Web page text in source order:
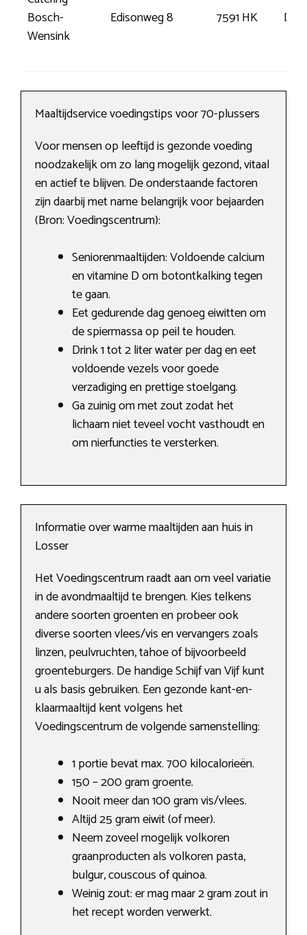
Bosch-
Wensink
Edisonweg 8 7591 HK
Maaltijdservice voedingstips voor 70-plussers
Voor mensen op leeftijd is gezonde voeding
noodzakelijk om zo lang mogelijk gezond, vitaal
en actief te blijven. De onderstaande factoren
zijn daarbij met name belangrijk voor bejaarden
(Bron: Voedingscentrum):
Seniorenmaaltijden: Voldoende calcium
en vitamine D om botontkalking tegen
te gaan.
Eet gedurende dag genoeg eiwitten om
de spiermassa op peil te houden.
Drink 1 tot 2 liter water per dag en eet
voldoende vezels voor goede
verzadiging en prettige stoelgang.
Ga zuinig om met zout zodat het
lichaam niet teveel vocht vasthoudt en
om nierfuncties te versterken.
Informatie over warme maaltijden aan huis in
Losser
Het Voedingscentrum raadt aan om veel variatie
in de avondmaaltijd te brengen. Kies telkens
andere soorten groenten en probeer ook
diverse soorten vlees/vis en vervangers zoals
linzen, peulvruchten, tahoe of bijvoorbeeld
groenteburgers. De handige Schijf van Vijf kunt
u als basis gebruiken. Een gezonde kant-en-
klaarmaaltijd kent volgens het
Voedingscentrum de volgende samenstelling:
1 portie bevat max. 700 kilocalorieën.
150 – 200 gram groente.
Nooit meer dan 100 gram vis/vlees.
Altijd 25 gram eiwit (of meer).
Neem zoveel mogelijk volkoren
graanproducten als volkoren pasta,
bulgur, couscous of quinoa.
Weinig zout: er mag maar 2 gram zout in
het recept worden verwerkt.